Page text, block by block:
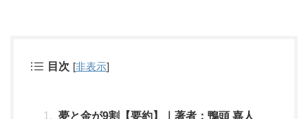
目次 [非表示]
夢と金が9割【要約】｜著者：鴨頭 嘉人